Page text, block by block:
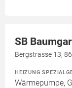
SB
Bergstrasse 13,
HEIZUNG
Wärmepumpe,